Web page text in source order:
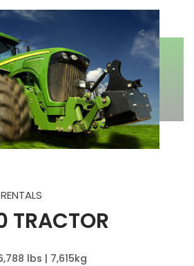
TRACTOR
lbs | 7,615kg